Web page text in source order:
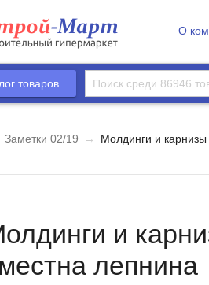
О
товаров
Заметки 02/19 → Молдинги и карнизы
и
лепнина